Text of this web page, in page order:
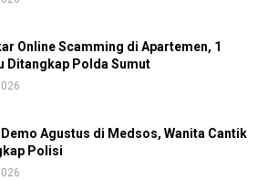
Online Scamming di Apartemen, 1
Ditangkap Polda Sumut
Agustus di Medsos, Wanita Cantik
Polisi